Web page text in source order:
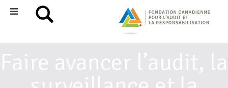
Faire avancer l’audit, la